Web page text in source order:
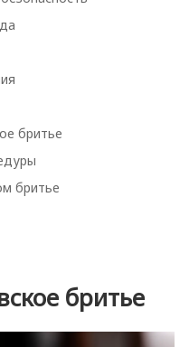
бритье
бритье
бритье